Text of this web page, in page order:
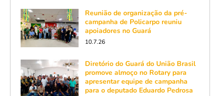
Reunião de organização da pré-
campanha de Policarpo reuniu
apoiadores no Guará
10.7.26
Diretório do Guará do União Brasil
promove almoço no Rotary para
apresentar equipe de campanha
para o deputado Eduardo Pedrosa